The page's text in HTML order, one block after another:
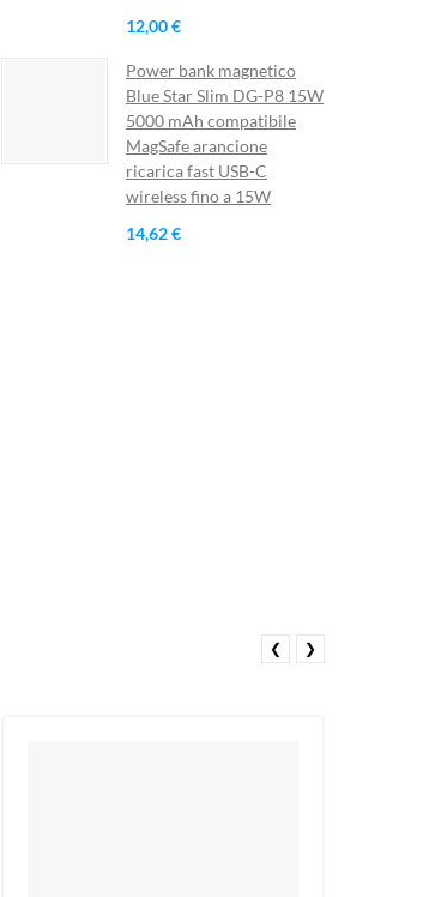
12,00 €
Power bank magnetico
Blue Star Slim DG-P8 15W
5000 mAh compatibile
MagSafe arancione
ricarica fast USB-C
wireless fino a 15W
14,62 €
❮ ❯